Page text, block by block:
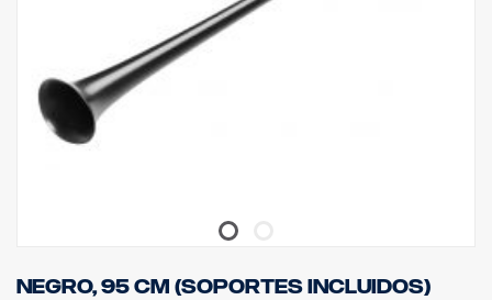
Negro, 95 cm (soportes incluidos)